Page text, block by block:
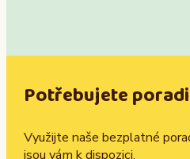
Potřebujete
Využijte naše bezplatné
jsou vám k dispozici.